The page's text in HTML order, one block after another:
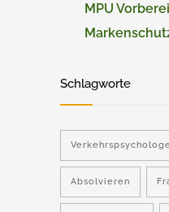
MPU
Schlagworte
Absolvieren